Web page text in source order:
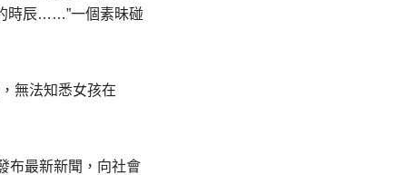
時辰……”一個素昧碰
無法知悉女孩在
布最新新聞，向社會